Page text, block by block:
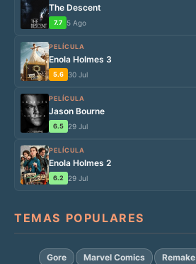
The Descent
7.7 5 Ago
PELÍCULA
Enola Holmes 3
5.6 30 Jul
PELÍCULA
Jason Bourne
6.5 29 Jul
PELÍCULA
Enola Holmes 2
6.2 29 Jul
TEMAS POPULARES
Gore Marvel Comics Remake